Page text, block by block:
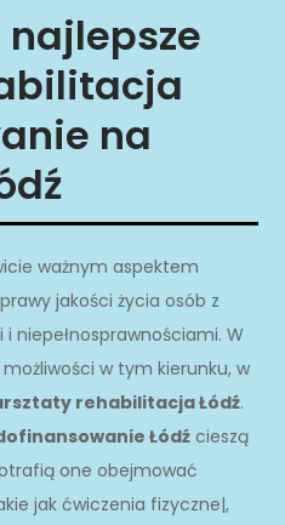
na
ważnym aspektem
jakości życia osób z
niepełnosprawnościami. W
w tym kierunku, w
rehabilitacja Łódź.
Łódź cieszą
one obejmować
jak ćwiczenia fizyczne|,